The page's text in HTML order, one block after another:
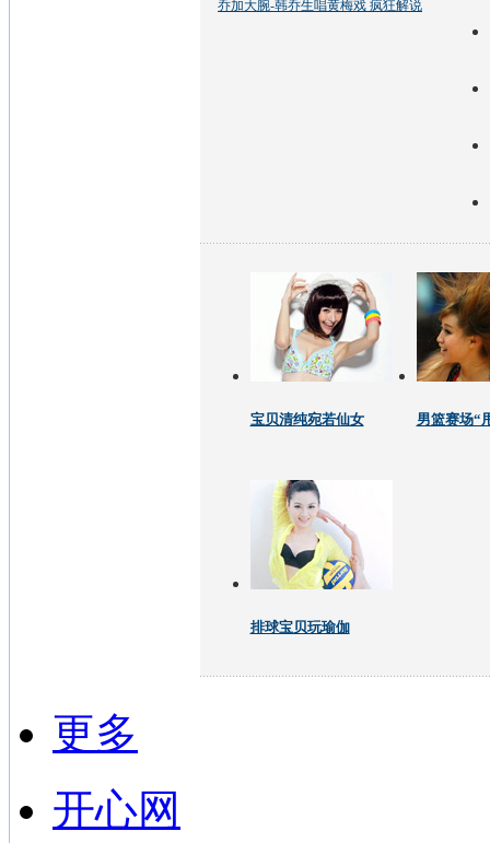
乔加大腕-韩乔生唱黄梅戏 疯狂解说
宝贝清纯宛若仙女 男篮赛场“
排球宝贝玩瑜伽
更多
开心网